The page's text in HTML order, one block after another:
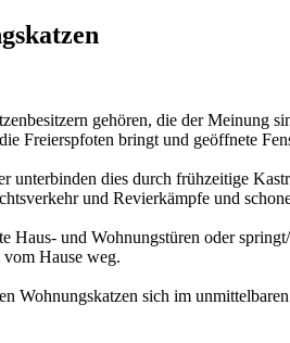
gehören, die der Meinung
Freierspfoten bringt und geöffnete
unterbinden dies durch frühzeitige
und Revierkämpfe und
Haus- und Wohnungstüren oder
Hause weg.
Wohnungskatzen sich im